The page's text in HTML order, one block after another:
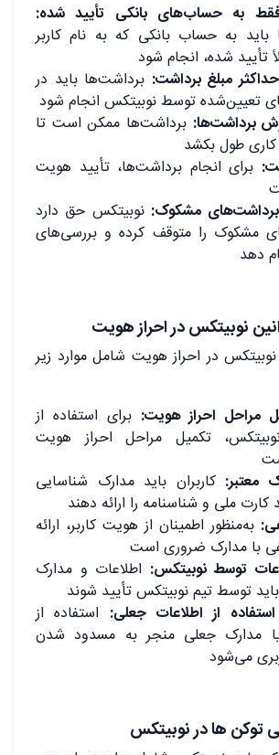
به حساب‌های بانکی تأیید شده:
باید به حساب بانکی که به نام کاربر
تأیید شده، انجام شود
مبلغ برداشت: برداشت‌ها باید در
تعیین‌شده توسط نوبیتکس انجام شود
برداشت‌ها: برداشت‌ها ممکن است تا
برای انجام برداشت‌ها، تأیید هویت
مشکوک: نوبیتکس حق دارد
مشکوک را متوقف کرده و بررسی‌های
دهد
نوبیتکس در احراز هویت
در احراز هویت شامل موارد زیر
مراحل احراز هویت: برای استفاده از
تکمیل مراحل احراز هویت
معتبر: کاربران باید مدارک شناسایی
کارت ملی و شناسنامه را ارائه دهند
به‌منظور اطمینان از هویت کاربر، ارائه
با مدارک ضروری است
توسط نوبیتکس: اطلاعات و مدارک
توسط تیم نوبیتکس تأیید شوند
از اطلاعات جعلی: استفاده از
یا مدارک جعلی منجر به مسدود شدن
می‌شود
توکن ها در نوبیتکس